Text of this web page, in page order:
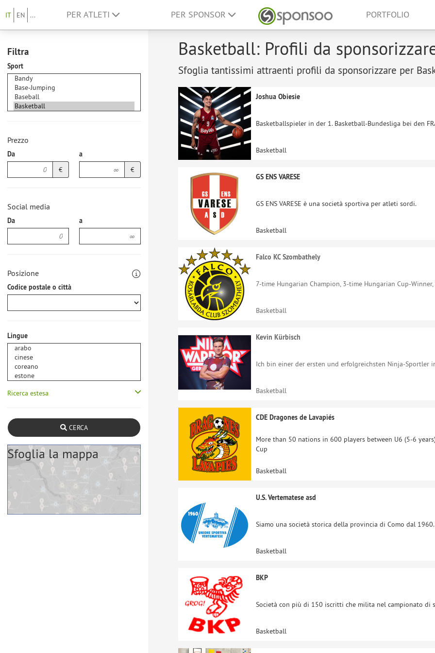
IT EN ... PER ATLETI PER SPONSOR PORTFOLIO
Filtra
Sport
Prezzo
Da
€
a
€
Social media
Da a
Posizione
Codice postale o città
Lingue
Ricerca estesa
CERCA
Sfoglia la mappa
Basketball: Profili da
Sfoglia tantissimi attraenti profili da sponsorizzare per
Joshua Obiesie
Basketballspieler in der 1. Basketball-Bundesliga bei den
Basketball
GS ENS VARESE
GS ENS VARESE è una società sportiva per atleti sordi.
Basketball
Falco KC Szombathely
7-time Hungarian Champion, 3-time Hungarian Cup-
Basketball
Kevin Kürbisch
Ich bin einer der ersten und erfolgreichsten Ninja-Sportler
Basketball
CDE Dragones de Lavapiés
More than 50 nations in 600 players between U6 (5-6
Cup
Basketball
U.S. Vertematese asd
Siamo una società storica della provincia di Como dal
Basketball
BKP
Società con più di 150 iscritti che milita nel campionato di
Basketball